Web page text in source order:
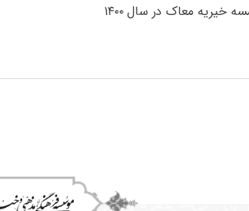
معاک در سال ۱۴۰۰